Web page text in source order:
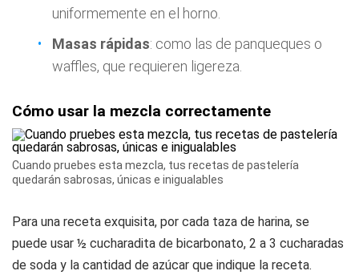
uniformemente en el horno.
Masas rápidas: como las de panqueques o
waffles, que requieren ligereza.
Cómo usar la mezcla correctamente
Cuando pruebes esta mezcla, tus recetas de pastelería
quedarán sabrosas, únicas e inigualables
Para una receta exquisita, por cada taza de harina, se
puede usar ½ cucharadita de bicarbonato, 2 a 3 cucharadas
de soda y la cantidad de azúcar que indique la receta.